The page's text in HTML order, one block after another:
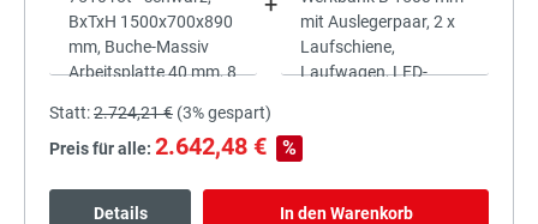
Statt:2.724,21 € (3%gespart)
Preis für alle: 2.642,48 € %
Details In den Warenkorb